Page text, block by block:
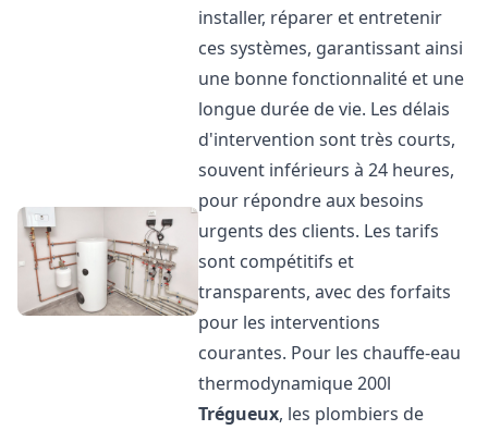
installer, réparer et entretenir
ces systèmes, garantissant ainsi
une bonne fonctionnalité et une
longue durée de vie. Les délais
d'intervention sont très courts,
souvent inférieurs à 24 heures,
pour répondre aux besoins
urgents des clients. Les tarifs
sont compétitifs et
transparents, avec des forfaits
pour les interventions
courantes. Pour les chauffe-eau
thermodynamique 200l
Trégueux, les plombiers de